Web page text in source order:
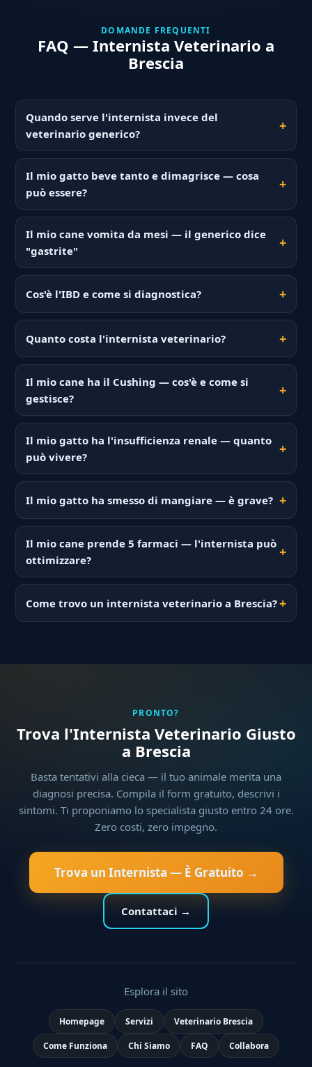
DOMANDE FREQUENTI
FAQ — Internista Veterinario a
Brescia
Quando serve l'internista invece del
veterinario generico?
Il mio gatto beve tanto e dimagrisce — cosa
può essere?
Il mio cane vomita da mesi — il generico dice
"gastrite"
Cos'è l'IBD e come si diagnostica?
Quanto costa l'internista veterinario?
Il mio cane ha il Cushing — cos'è e come si
gestisce?
Il mio gatto ha l'insufficienza renale — quanto
può vivere?
Il mio gatto ha smesso di mangiare — è grave?
Il mio cane prende 5 farmaci — l'internista può
ottimizzare?
Come trovo un internista veterinario a Brescia?
PRONTO?
Trova l'Internista Veterinario Giusto
a Brescia
Basta tentativi alla cieca — il tuo animale merita una
diagnosi precisa. Compila il form gratuito, descrivi i
sintomi. Ti proponiamo lo specialista giusto entro 24 ore.
Zero costi, zero impegno.
Trova un Internista — È Gratuito →
Contattaci →
Esplora il sito
Homepage Servizi Veterinario Brescia
Come Funziona Chi Siamo FAQ Collabora